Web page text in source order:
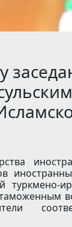
туркмено-